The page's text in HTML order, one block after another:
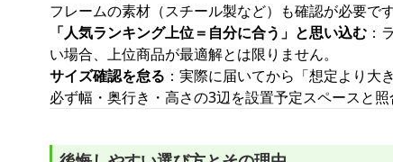
フレームの素材（スチール製など）も確認が必要です
「人気ランキング上位＝自分に合う」と思い込む ：
い場合、上位商品が最適解とは限りません。
サイズ確認を怠る ：実際に届いてから「想定より大
必ず幅・奥行き・高さの3辺を設置予定スペースと照